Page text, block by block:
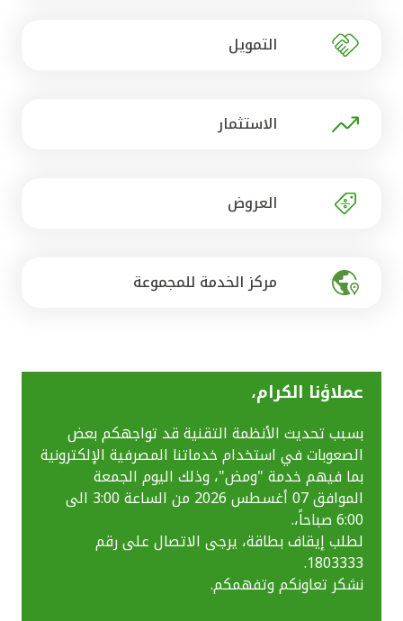
مصر
التمويل
الاستثمار
العروض
مركز الخدمة للمجموعة
عملاؤنا الكرام،
بسبب تحديث الأنظمة التقنية قد تواجهكم بعض
الصعوبات في استخدام خدماتنا المصرفية الإلكترونية
بما فيهم خدمة "ومض"، وذلك اليوم الجمعة
الموافق 07 أغسطس 2026 من الساعة 3:00 الى
6:00 صباحاً،.
لطلب إيقاف بطاقة، يرجى الاتصال على رقم
1803333.
نشكر تعاونكم وتفهمكم.